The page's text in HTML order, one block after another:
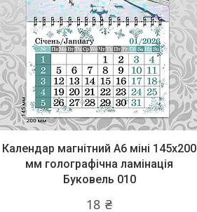
Календар магнітний А6 міні 145х200
мм голографічна ламінація
Буковель 010
18 ₴